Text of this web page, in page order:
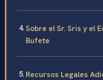
Sobre el Sr. Sris y el
Bufete
Recursos Legales